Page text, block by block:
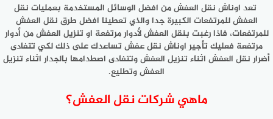
تعد اوناش نقل العفش من افضل الوسائل المستخدمة بعمليات نقل
العفش للمرتفعات الكبيرة جدا والذي تعطينا افضل طرق نقل العفش
للمرتفعات، فاذا رغبت بنقل العفش لأدوار مرتفعة او تنزيل العفش من أدوار
مرتفعة فعليك تأجير اوناش نقل عفش تساعدك على ذلك لكي تتفادى
أضرار نقل العفش اثناء تنزيل العفش وتتفادى اصطدامها بالجدار اثناء تنزيل
العفش وتطليع.
ماهي شركات نقل العفش؟